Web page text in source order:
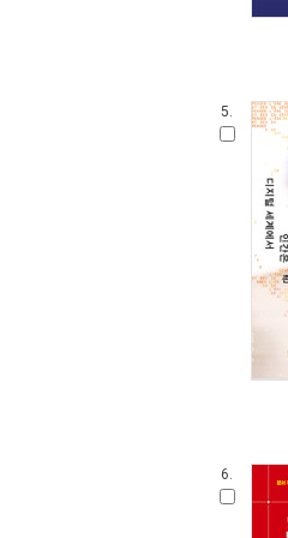
5.
6.